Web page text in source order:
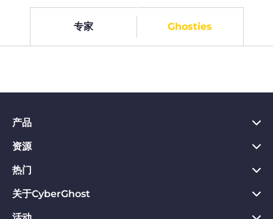
专家 Ghosties
产品
PC VPN应用
Chrome VPN应用
Mac VPN应用
Android VPN应用
资源
VPN是什么
Privacy Hub
隐私保护工具
热门
CyberGhost VPN评价
VPN免费试用
关于CyberGhost